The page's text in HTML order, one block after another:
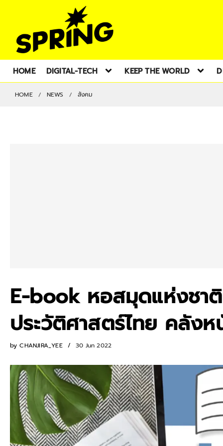
HOME DIGITAL-TECH KEEP THE WORLD
HOME NEWS สังคม
E-book หอสมุดแห่งช
ประวัติศาสตร์ไทย คลัง
by CHANJIRA_YEE 30 Jun 2022